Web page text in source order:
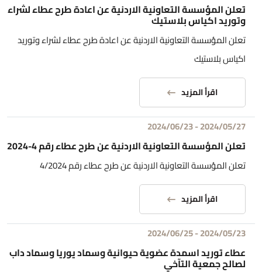
تعلن المؤسسة التعاونية الاردنية عن اعادة طرح عطاء لشراء
وتوريد اكياس بلاستيك
تعلن المؤسسة التعاونية الاردنية عن اعادة طرح عطاء لشراء وتوريد
اكياس بلاستيك
اقرأ المزيد
2024/05/27
-
2024/06/23
تعلن المؤسسة التعاونية الاردنية عن طرح عطاء رقم 4-2024
تعلن المؤسسة التعاونية الاردنية عن طرح عطاء رقم 4/2024
اقرأ المزيد
2024/05/23
-
2024/06/25
عطاء توريد اسمدة عضوية حيوانية وسماد يوريا وسماد داب
لصالح جمعية التآخي